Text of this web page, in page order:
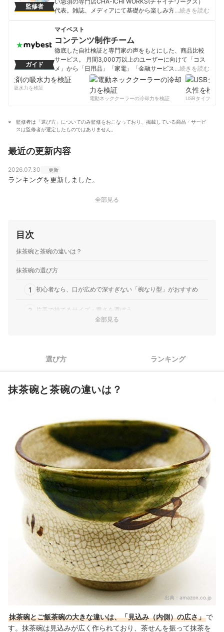
監修者
代表。雑誌、メディアにて基礎から楽しみ方まで「難し
市川雅恵のプロフィール
…続きを読む
ガイド
マイベスト
コンテンツ制作チーム
徹底した自社検証と専門家の声をもとにした、商品比較
サービス。 月間3,000万以上のユーザーに向けて「コス
メ」から「日用品」「家電」「金融サービス」まで、ベ
ストな商品を選んでもらうために、毎日コンテンツを制
コンテンツ制作チームのプロフィール
…続きを読む
の吸水力を検証
電動ネッククーラーの冷却力を検証
USBタイプCケー
監修者は「選び方」についてのみ監修をおこなっており、掲載している商品・サービ
スは監修者が選定したものではありません。
最近の更新内容
2026.07.30 更新
ランキングを更新しました。
全部見る
目次
抹茶碗と茶碗の違いは？
抹茶碗の選び方
1 初心者なら、口が広めで深すぎない「椀なり型」がおすすめ
2 片手で持てるサイズ・重さを選ぼう
5 頻繁に使うなら電子レンジ・食洗機に対応するか要確認
抹茶碗全12商品おすすめ人気ランキング
抹茶を点てるには茶碗のほかに何が必要？
抹茶碗の売れ筋ランキングもチェック！
全部見る
選び方 ランキング
抹茶碗と茶碗の違いは？
出典： amazon.co.jp
抹茶碗とご飯茶碗の大きな違いは、「見込み（内側）の広さ」で
す。抹茶碗は見込みが広く作られており、茶せんを振って抹茶を